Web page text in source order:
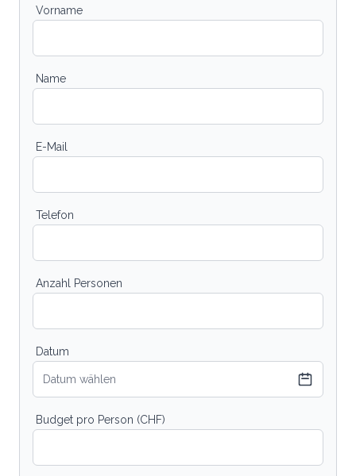
Vorname
Name
E-Mail
Telefon
Anzahl Personen
Datum
Datum wählen
Budget pro Person (CHF)